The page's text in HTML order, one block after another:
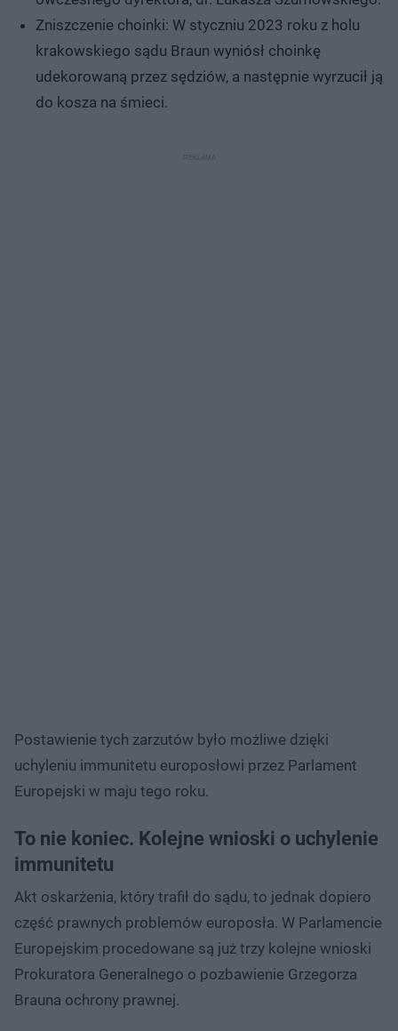
Zniszczenie choinki: W styczniu 2023 roku z holu
krakowskiego sądu Braun wyniósł choinkę
udekorowaną przez sędziów, a następnie wyrzucił ją
do kosza na śmieci.
Postawienie tych zarzutów było możliwe dzięki
uchyleniu immunitetu europosłowi przez Parlament
Europejski w maju tego roku.
To nie koniec. Kolejne wnioski o uchylenie
immunitetu
Akt oskarżenia, który trafił do sądu, to jednak dopiero
część prawnych problemów europosła. W Parlamencie
Europejskim procedowane są już trzy kolejne wnioski
Prokuratora Generalnego o pozbawienie Grzegorza
Brauna ochrony prawnej.